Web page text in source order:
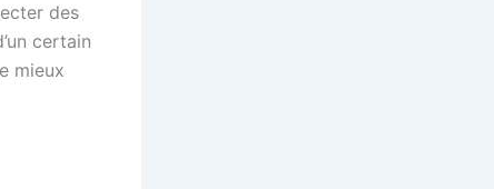
des
certain
mieux